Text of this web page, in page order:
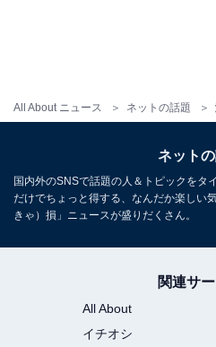
All About ニュース ネットの話題
ネット
国内外のSNSで話題の人＆トピックをタ
だけでちょっと得する、なんだか楽しい
きゃ）損」ニュースが盛りだくさん。
関連サ
All About
イチオシ